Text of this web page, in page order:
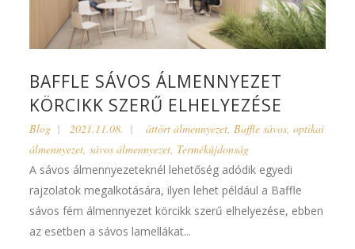
BAFFLE SÁVOS ÁLMENNYEZET
KÖRCIKK SZERŰ ELHELYEZÉSE
Blog 2021.11.08. áttört álmennyezet,Baffle sávos,optikai
álmennyezet,sávos álmennyezet, Termékújdonság
A sávos álmennyezeteknél lehetőség adódik egyedi
rajzolatok megalkotására, ilyen lehet például a Baffle
sávos fém álmennyezet körcikk szerű elhelyezése, ebben
az esetben a sávos lamellákat...